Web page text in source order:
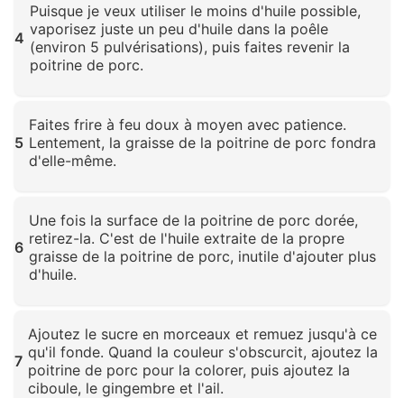
4
Puisque je veux utiliser le moins d'huile possible,
vaporisez juste un peu d'huile dans la poêle
(environ 5 pulvérisations), puis faites revenir la
poitrine de porc.
5
Faites frire à feu doux à moyen avec patience.
Lentement, la graisse de la poitrine de porc fondra
d'elle-même.
6
Une fois la surface de la poitrine de porc dorée,
retirez-la. C'est de l'huile extraite de la propre
graisse de la poitrine de porc, inutile d'ajouter plus
d'huile.
7
Ajoutez le sucre en morceaux et remuez jusqu'à ce
qu'il fonde. Quand la couleur s'obscurcit, ajoutez la
poitrine de porc pour la colorer, puis ajoutez la
ciboule, le gingembre et l'ail.